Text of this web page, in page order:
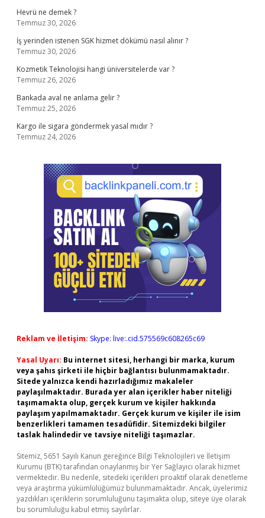
Hevrü ne demek ?
Temmuz 30, 2026
İş yerinden istenen SGK hizmet dökümü nasıl alınır ?
Temmuz 30, 2026
Kozmetik Teknolojisi hangi üniversitelerde var ?
Temmuz 26, 2026
Bankada aval ne anlama gelir ?
Temmuz 25, 2026
Kargo ile sigara göndermek yasal mıdır ?
Temmuz 24, 2026
Reklam ve İletişim: Skype: live:.cid.575569c608265c69
Yasal Uyarı: Bu internet sitesi, herhangi bir marka, kurum
veya şahıs şirketi ile hiçbir bağlantısı bulunmamaktadır.
Sitede yalnızca kendi hazırladığımız makaleler
paylaşılmaktadır. Burada yer alan içerikler haber niteliği
taşımamakta olup, gerçek kurum ve kişiler hakkında
paylaşım yapılmamaktadır. Gerçek kurum ve kişiler ile isim
benzerlikleri tamamen tesadüfidir. Sitemizdeki bilgiler
taslak halindedir ve tavsiye niteliği taşımazlar.
Sitemiz, 5651 Sayılı Kanun gereğince Bilgi Teknolojileri ve İletişim
Kurumu (BTK) tarafından onaylanmış bir Yer Sağlayıcı olarak hizmet
vermektedir. Bu nedenle, sitedeki içerikleri proaktif olarak denetleme
veya araştırma yükümlülüğümüz bulunmamaktadır. Ancak, üyelerimiz
yazdıkları içeriklerin sorumluluğunu taşımakta olup, siteye üye olarak
bu sorumluluğu kabul etmiş sayılırlar.